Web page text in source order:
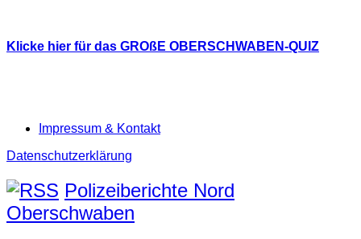
Klicke hier für das GROßE OBERSCHWABEN-QUIZ
Impressum & Kontakt
Datenschutzerklärung
Polizeiberichte Nord
Oberschwaben